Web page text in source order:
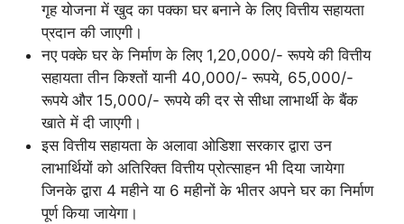
गृह योजना में खुद का पक्का घर बनाने के लिए वित्तीय सहायता
प्रदान की जाएगी।
नए पक्के घर के निर्माण के लिए 1,20,000/- रूपये की वित्तीय
सहायता तीन किश्तों यानी 40,000/- रूपये, 65,000/-
रूपये और 15,000/- रूपये की दर से सीधा लाभार्थी के बैंक
खाते में दी जाएगी।
इस वित्तीय सहायता के अलावा ओडिशा सरकार द्वारा उन
लाभार्थियों को अतिरिक्त वित्तीय प्रोत्साहन भी दिया जायेगा
जिनके द्वारा 4 महीने या 6 महीनों के भीतर अपने घर का निर्माण
पूर्ण किया जायेगा।